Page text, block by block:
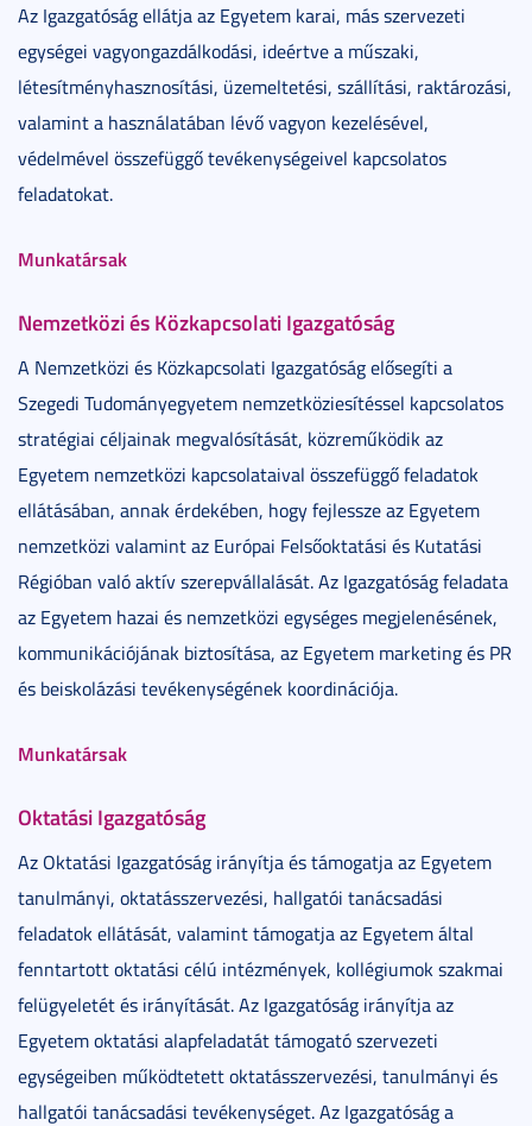
Az Igazgatóság ellátja az Egyetem karai, más szervezeti
egységei vagyongazdálkodási, ideértve a műszaki,
létesítményhasznosítási, üzemeltetési, szállítási, raktározási,
valamint a használatában lévő vagyon kezelésével,
védelmével összefüggő tevékenységeivel kapcsolatos
feladatokat.
Munkatársak
Nemzetközi és Közkapcsolati Igazgatóság
A Nemzetközi és Közkapcsolati Igazgatóság elősegíti a
Szegedi Tudományegyetem nemzetköziesítéssel kapcsolatos
stratégiai céljainak megvalósítását, közreműködik az
Egyetem nemzetközi kapcsolataival összefüggő feladatok
ellátásában, annak érdekében, hogy fejlessze az Egyetem
nemzetközi valamint az Európai Felsőoktatási és Kutatási
Régióban való aktív szerepvállalását. Az Igazgatóság feladata
az Egyetem hazai és nemzetközi egységes megjelenésének,
kommunikációjának biztosítása, az Egyetem marketing és PR
és beiskolázási tevékenységének koordinációja.
Munkatársak
Oktatási Igazgatóság
Az Oktatási Igazgatóság irányítja és támogatja az Egyetem
tanulmányi, oktatásszervezési, hallgatói tanácsadási
feladatok ellátását, valamint támogatja az Egyetem által
fenntartott oktatási célú intézmények, kollégiumok szakmai
felügyeletét és irányítását. Az Igazgatóság irányítja az
Egyetem oktatási alapfeladatát támogató szervezeti
egységeiben működtetett oktatásszervezési, tanulmányi és
hallgatói tanácsadási tevékenységet. Az Igazgatóság a